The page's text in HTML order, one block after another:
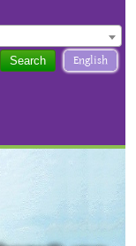
English
Search